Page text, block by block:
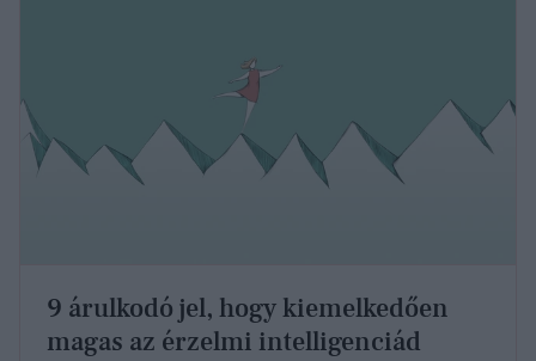
9 árulkodó jel, hogy kiemelkedően
magas az érzelmi intelligenciád